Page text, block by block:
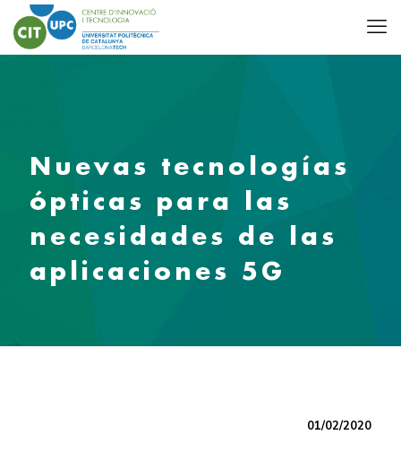
Nuevas tecnologías
ópticas para las
necesidades de las
aplicaciones 5G
01/02/2020